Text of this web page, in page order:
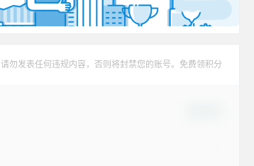
请勿发表任何违规内容，否则将封禁您的账号。免费领积分